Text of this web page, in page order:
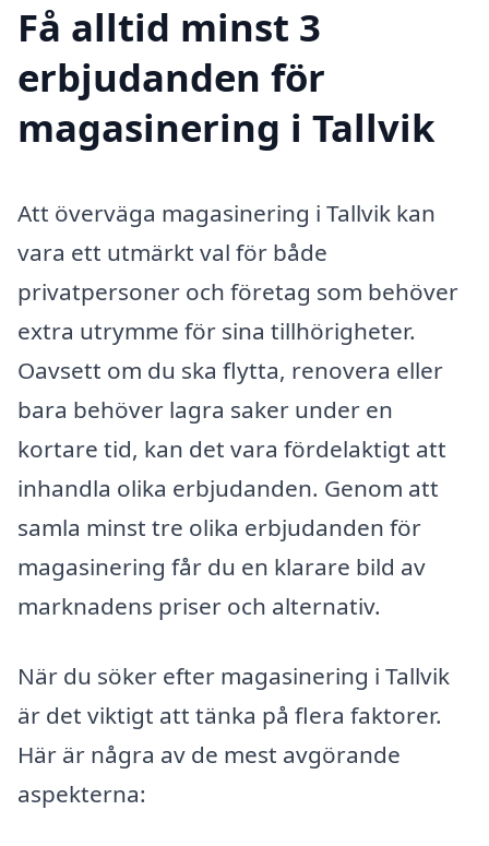
Få alltid minst 3
erbjudanden för
magasinering i Tallvik
Att överväga magasinering i Tallvik kan
vara ett utmärkt val för både
privatpersoner och företag som behöver
extra utrymme för sina tillhörigheter.
Oavsett om du ska flytta, renovera eller
bara behöver lagra saker under en
kortare tid, kan det vara fördelaktigt att
inhandla olika erbjudanden. Genom att
samla minst tre olika erbjudanden för
magasinering får du en klarare bild av
marknadens priser och alternativ.
När du söker efter magasinering i Tallvik
är det viktigt att tänka på flera faktorer.
Här är några av de mest avgörande
aspekterna: